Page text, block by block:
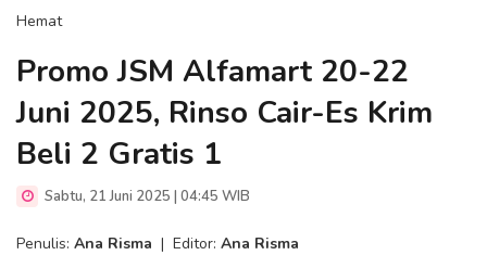
Hemat
Promo JSM Alfamart 20-22
Juni 2025, Rinso Cair-Es Krim
Beli 2 Gratis 1
Sabtu, 21 Juni 2025 | 04:45 WIB
Penulis: Ana Risma | Editor: Ana Risma